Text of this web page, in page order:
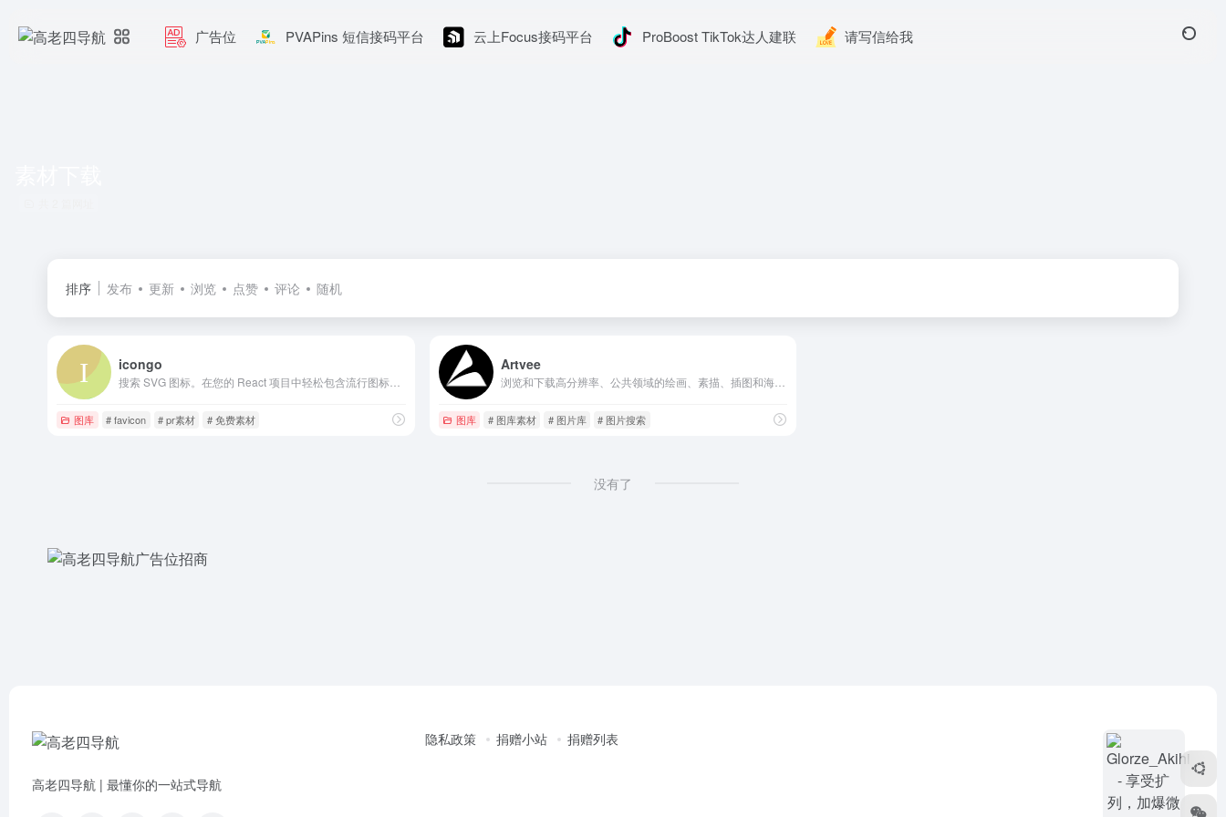
广告位 PVAPins 短信接码平台 云上Focus接码平台 ProBoost TikTok达人建联 请写信给我
排序 发布 更新 浏览 点赞 评论 随机
icongo
图库 # favicon # pr素材 # 免费素材
Artvee
浏览和下载高分辨率、公共领域的绘画、素描、插图和海报。
图库 # 图库素材 # 图片库 # 图片搜索
没有了
高老四导航 | 最懂你的一站式导航
隐私政策 捐赠小站 捐赠列表